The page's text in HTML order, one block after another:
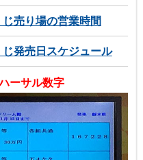
じ売り場の営業時間
じ発売日スケジュール
ーサル数字